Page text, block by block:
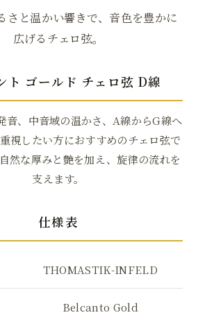
さと温かい響きで、音色を豊かに
広げるチェロ弦。
ト ゴールド チェロ弦 D線
音、中音域の温かさ、A線からG線へ
視したい方におすすめのチェロ弦で
然な厚みと艶を加え、旋律の流れを
支えます。
仕様表
THOMASTIK-INFELD
Belcanto Gold